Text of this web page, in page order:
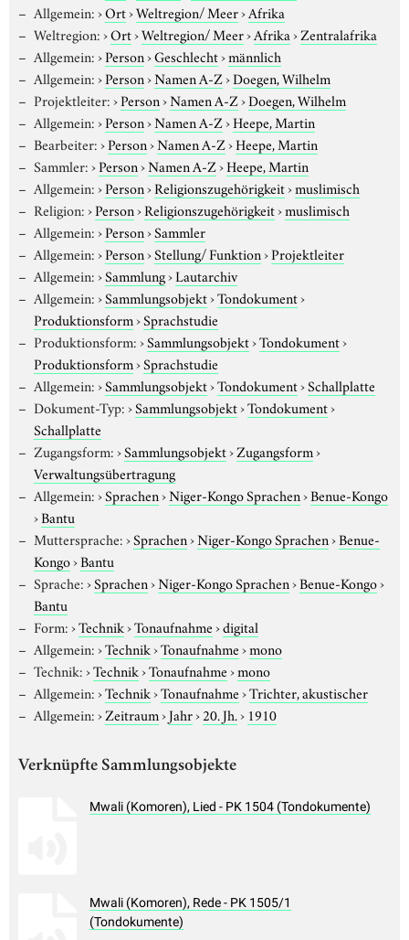
Allgemein:›Ort›Weltregion/ Meer›Afrika
Weltregion:›Ort›Weltregion/ Meer›Afrika›Zentralafrika
Allgemein:›Person›Geschlecht›männlich
Allgemein:›Person›Namen A-Z›Doegen, Wilhelm
Projektleiter:›Person›Namen A-Z›Doegen, Wilhelm
Allgemein:›Person›Namen A-Z›Heepe, Martin
Bearbeiter:›Person›Namen A-Z›Heepe, Martin
Sammler:›Person›Namen A-Z›Heepe, Martin
Allgemein:›Person›Religionszugehörigkeit›muslimisch
Religion:›Person›Religionszugehörigkeit›muslimisch
Allgemein:›Person›Sammler
Allgemein:›Person›Stellung/ Funktion›Projektleiter
Allgemein:›Sammlung›Lautarchiv
Allgemein:›Sammlungsobjekt›Tondokument›
Produktionsform›Sprachstudie
Produktionsform:›Sammlungsobjekt›Tondokument›
Produktionsform›Sprachstudie
Allgemein:›Sammlungsobjekt›Tondokument›Schallplatte
Dokument-Typ:›Sammlungsobjekt›Tondokument›
Schallplatte
Zugangsform:›Sammlungsobjekt›Zugangsform›
Verwaltungsübertragung
Allgemein:›Sprachen›Niger-Kongo Sprachen›Benue-Kongo
›Bantu
Muttersprache:›Sprachen›Niger-Kongo Sprachen›Benue-
Kongo›Bantu
Sprache:›Sprachen›Niger-Kongo Sprachen›Benue-Kongo›
Bantu
Form:›Technik›Tonaufnahme›digital
Allgemein:›Technik›Tonaufnahme›mono
Technik:›Technik›Tonaufnahme›mono
Allgemein:›Technik›Tonaufnahme›Trichter, akustischer
Allgemein:›Zeitraum›Jahr›20. Jh.› 1910
Verknüpfte Sammlungsobjekte
Mwali (Komoren), Lied - PK 1504 (Tondokumente)
Mwali (Komoren), Rede - PK 1505/1
(Tondokumente)